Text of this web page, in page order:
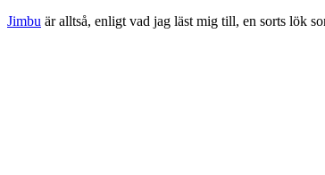
Jimbu är alltså, enligt vad jag läst mig till, en sorts lök